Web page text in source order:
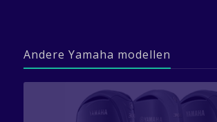
Andere Yamaha modellen